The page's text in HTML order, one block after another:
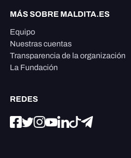
MÁS SOBRE MALDITA.ES
Equipo
Nuestras cuentas
Transparencia de la organización
La Fundación
REDES